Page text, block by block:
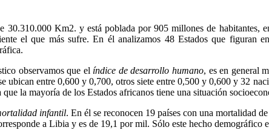
30.310.000 Km2. y está poblada por 905 millones de
el que más sufre. En él analizamos 48 Estados que figuran
observamos que el índice de desarrollo humano, es en general
ubican entre 0,600 y 0,700, otros siete entre 0,500 y 0,600 y 32
la mayoría de los Estados africanos tiene una situación
infantil. En él se reconocen 19 países con una mortalidad
a Libia y es de 19,1 por mil. Sólo este hecho demográfico